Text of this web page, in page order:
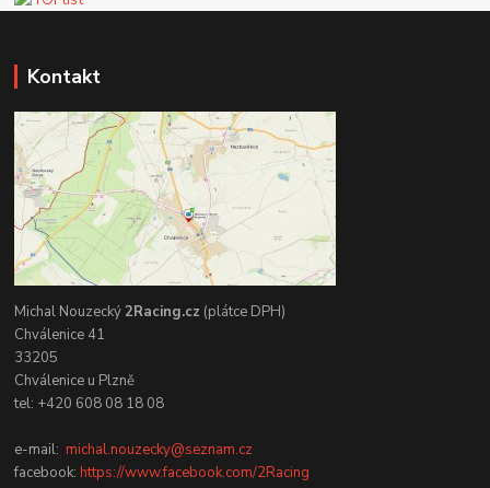
Kontakt
Michal Nouzecký2Racing.cz (plátce DPH)
Chválenice 41
33205
Chválenice u Plzně
tel: +420 608 08 18 08
e-mail:michal.nouzecky@seznam.cz
facebook:https://www.facebook.com/2Racing